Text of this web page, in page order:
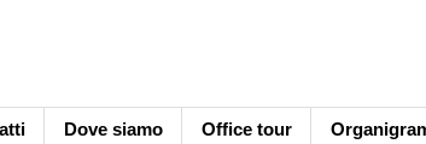
Dove siamo Office tour